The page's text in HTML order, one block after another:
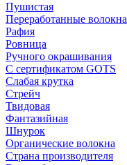
Пушистая
Переработанные волокна
Рафия
Ровница
Ручного окрашивания
С сертификатом GOTS
Слабая крутка
Стрейч
Твидовая
Фантазийная
Шнурок
Органические волокна
Страна производителя